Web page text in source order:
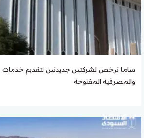
ساما ترخص لشركتين جديدتين لتقديم خدمات
والمصرفية المفتوحة